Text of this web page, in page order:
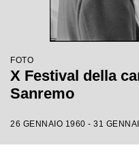
FOTO
X Festival della
Sanremo
26 GENNAIO 1960 - 31